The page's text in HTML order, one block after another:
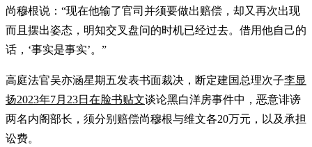
尚穆根说：“现在他输了官司并须要做出赔偿，却又再次出现
而且摆出姿态，明知交叉盘问的时机已经过去。借用他自己的
话，‘事实是事实’。”
高庭法官吴亦涵星期五发表书面裁决，断定建国总理次子李显
扬2023年7月23日在脸书贴文谈论黑白洋房事件中，恶意诽谤
两名内阁部长，须分别赔偿尚穆根与维文各20万元，以及承担
讼费。